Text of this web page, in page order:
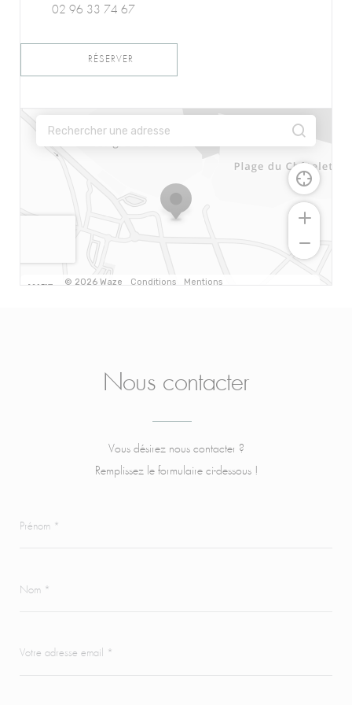
02 96 33 74 67
RÉSERVER
Nous contacter
Vous désirez nous contacter ?
Remplissez le formulaire ci-dessous !